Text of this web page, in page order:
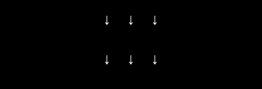
↓ ↓ ↓
↓ ↓ ↓